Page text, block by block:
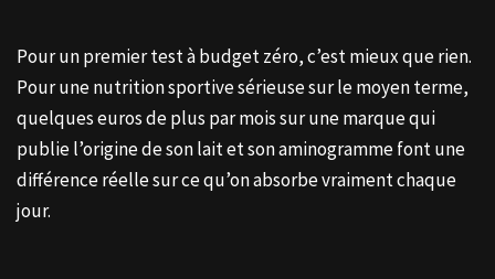
Pour un premier test à budget zéro, c’est mieux que rien.
Pour une nutrition sportive sérieuse sur le moyen terme,
quelques euros de plus par mois sur une marque qui
publie l’origine de son lait et son aminogramme font une
différence réelle sur ce qu’on absorbe vraiment chaque
jour.